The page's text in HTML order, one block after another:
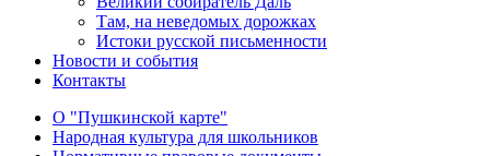
Там, на неведомых дорожках
Истоки русской письменности
Новости и события
Контакты
О "Пушкинской карте"
Народная культура для школьников